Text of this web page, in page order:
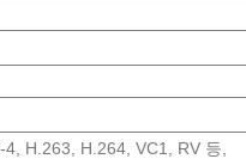
H.263, H.264, VC1, RV 등,